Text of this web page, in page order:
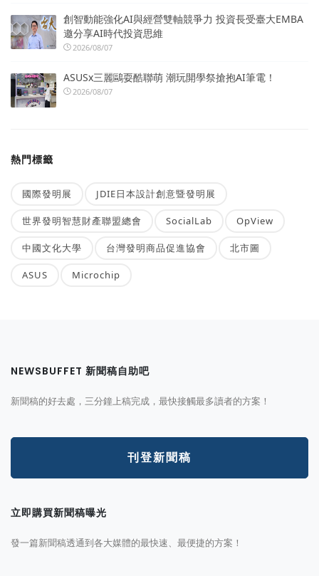
創智動能強化AI與經營雙軸競爭力 投資長受臺大EMBA
邀分享AI時代投資思維
2026/08/07
ASUSx三麗鷗耍酷聯萌 潮玩開學祭搶抱AI筆電！
2026/08/07
熱門標籤
國際發明展 JDIE日本設計創意暨發明展
世界發明智慧財產聯盟總會 SocialLab OpView
中國文化大學 台灣發明商品促進協會 北市圖
ASUS Microchip
NEWSBUFFET 新聞稿自助吧
新聞稿的好去處，三分鐘上稿完成，最快接觸最多讀者的方案！
刊登新聞稿
立即購買新聞稿曝光
發一篇新聞稿透通到各大媒體的最快速、最便捷的方案！